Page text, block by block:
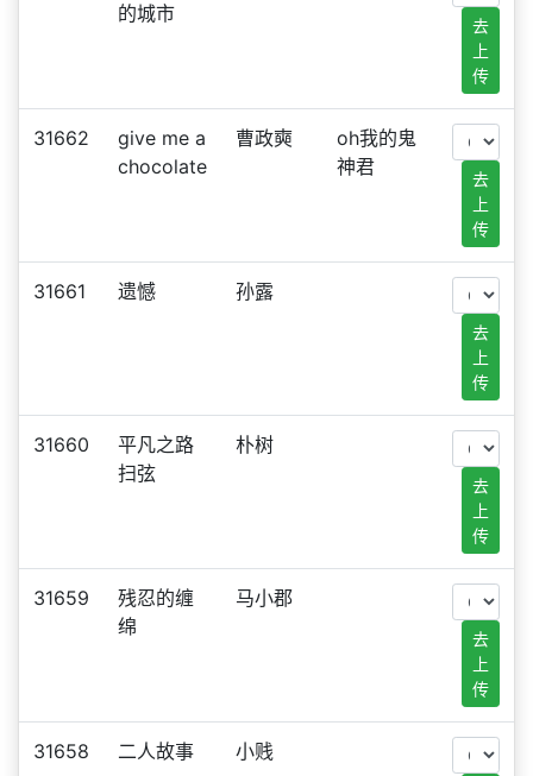
的城市
去
上
传
31662
give me a
chocolate
曹政奭
oh我的鬼
神君
去
上
传
31661 遗憾 孙露
去
上
传
31660
平凡之路
扫弦
朴树
去
上
传
31659
残忍的缠
绵
马小郡
去
上
传
31658 二人故事 小贱